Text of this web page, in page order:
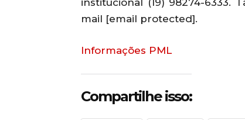
institucional (19) 98274-6333.
mail [email protected].
Informações PML
Compartilhe isso: